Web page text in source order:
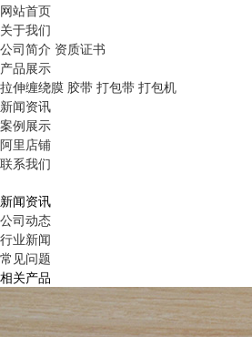
网站首页
关于我们
公司简介 资质证书
产品展示
拉伸缠绕膜 胶带 打包带 打包机
新闻资讯
案例展示
阿里店铺
联系我们
新闻资讯
公司动态
行业新闻
常见问题
相关产品